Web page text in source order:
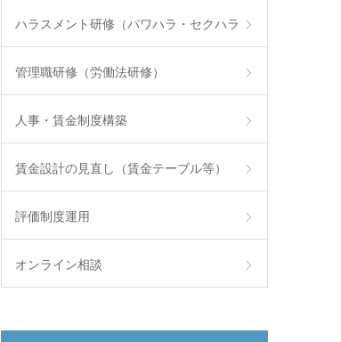
ハラスメント研修（パワハラ・セクハラ
等）
管理職研修（労働法研修）
人事・賃金制度構築
賃金設計の見直し（賃金テーブル等）
評価制度運用
オンライン相談